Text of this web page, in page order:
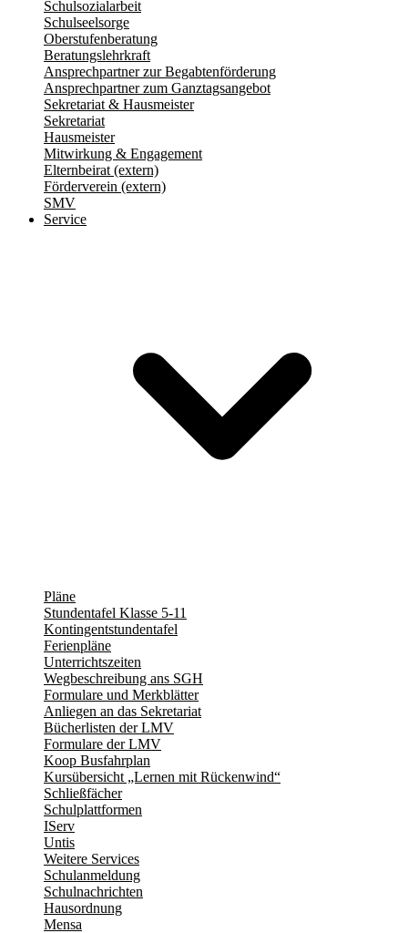
Schulsozialarbeit
Schulseelsorge
Oberstufenberatung
Beratungslehrkraft
Ansprechpartner zur Begabtenförderung
Ansprechpartner zum Ganztagsangebot
Sekretariat & Hausmeister
Sekretariat
Hausmeister
Mitwirkung & Engagement
Elternbeirat (extern)
Förderverein (extern)
SMV
Service
Pläne
Stundentafel Klasse 5-11
Kontingentstundentafel
Ferienpläne
Unterrichtszeiten
Wegbeschreibung ans SGH
Formulare und Merkblätter
Anliegen an das Sekretariat
Bücherlisten der LMV
Formulare der LMV
Koop Busfahrplan
Kursübersicht „Lernen mit Rückenwind“
Schließfächer
Schulplattformen
IServ
Untis
Weitere Services
Schulanmeldung
Schulnachrichten
Hausordnung
Mensa